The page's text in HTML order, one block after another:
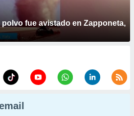
fue avistado en Zapponeta,